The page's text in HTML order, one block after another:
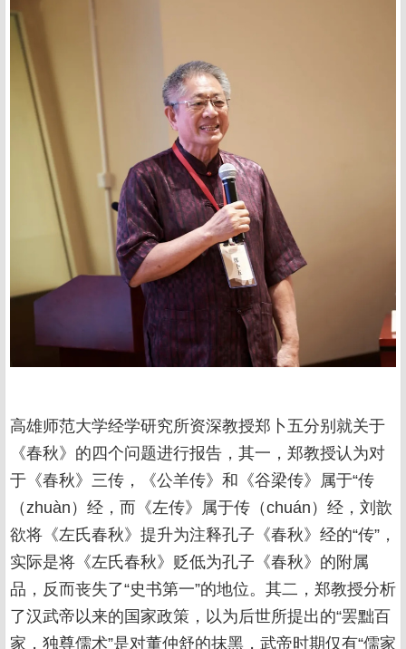
高雄师范大学经学研究所资深教授郑卜五分别就关于
《春秋》的四个问题进行报告，其一，郑教授认为对
于《春秋》三传，《公羊传》和《谷梁传》属于“传
（zhuàn）经，而《左传》属于传（chuán）经，刘歆
欲将《左氏春秋》提升为注释孔子《春秋》经的“传”，
实际是将《左氏春秋》贬低为孔子《春秋》的附属
品，反而丧失了“史书第一”的地位。其二，郑教授分析
了汉武帝以来的国家政策，以为后世所提出的“罢黜百
家，独尊儒术”是对董仲舒的抹黑，武帝时期仅有“儒家